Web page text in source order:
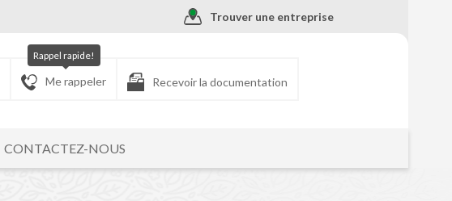
Trouver une entreprise
Me rappeler
Rappel rapide!
Recevoir la documentation
CONTACTEZ-NOUS